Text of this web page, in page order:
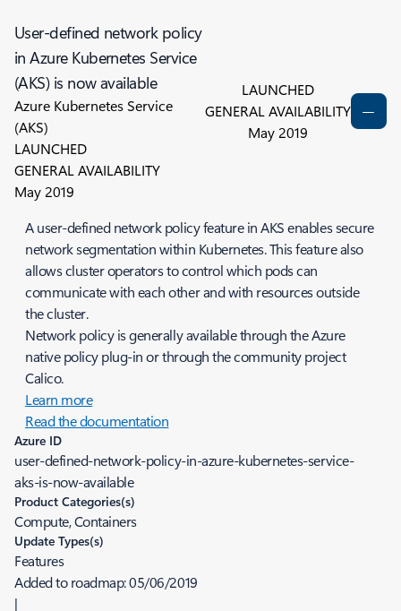
User-defined network policy
in Azure Kubernetes Service
(AKS) is now available
Azure Kubernetes Service
(AKS)
LAUNCHED
GENERAL AVAILABILITY
May 2019
LAUNCHED
GENERAL AVAILABILITY
May 2019
A user-defined network policy feature in AKS enables secure
network segmentation within Kubernetes. This feature also
allows cluster operators to control which pods can
communicate with each other and with resources outside
the cluster.
Network policy is generally available through the Azure
native policy plug-in or through the community project
Calico.
Learn more
Read the documentation
Azure ID
user-defined-network-policy-in-azure-kubernetes-service-
aks-is-now-available
Product Categories(s)
Compute, Containers
Update Types(s)
Features
Added to roadmap:05/06/2019
|